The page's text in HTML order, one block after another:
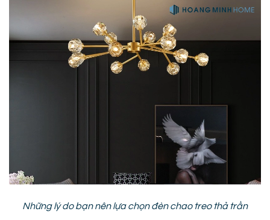
Những lý do bạn nên lựa chọn đèn chao treo thả trần